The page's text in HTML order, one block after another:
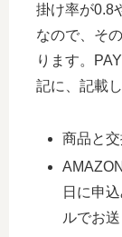
掛け率が0.8
なので、そ
ります。
記に、記載し
商品と
日に申
ルでお送